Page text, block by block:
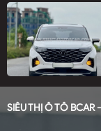
SIÊU THỊ Ô TÔ